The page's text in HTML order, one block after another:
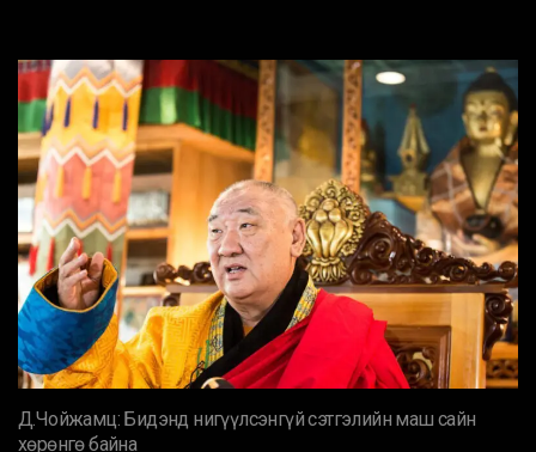
Д.Чойжамц: Бидэнд нигүүлсэнгүй сэтгэлийн маш сайн
хөрөнгө байна